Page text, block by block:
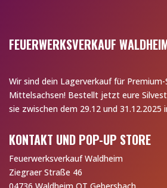
FEUERWERKSVERKAUF
Wir sind dein Lagerverkauf für
Mittelsachsen! Bestellt jetzt eure
sie zwischen dem 29.12 und 31.12.2025
KONTAKT UND POP-UP STORE
Feuerwerksverkauf Waldheim
Ziegraer Straße 46